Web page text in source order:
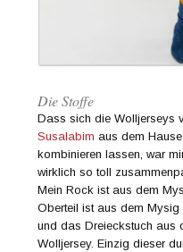
Die Stoffe
Dass sich die Wolljerseys
Susalabim aus dem
kombinieren lassen, war
wirklich so toll
Mein Rock ist aus dem
Oberteil ist aus dem
und das Dreieckstuch aus
Wolljersey. Einzig dieser